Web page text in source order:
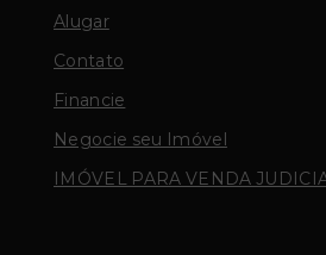
Alugar
Contato
Financie
Negocie seu Imóvel
IMÓVEL PARA VENDA